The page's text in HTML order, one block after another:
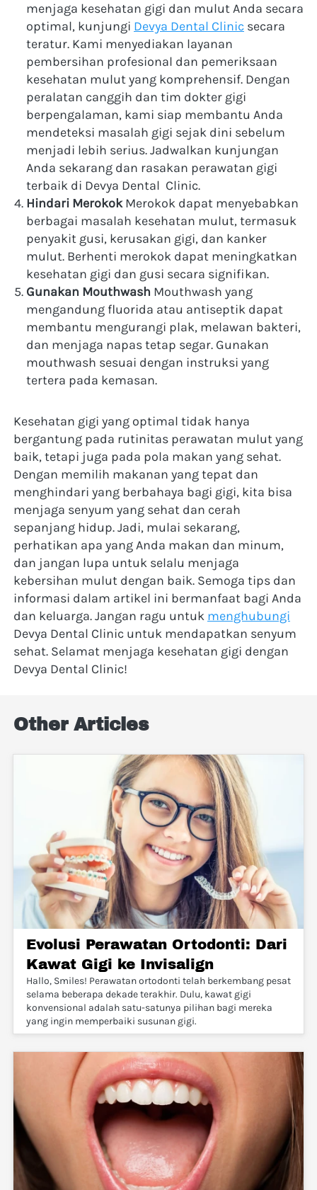
menjaga kesehatan gigi dan mulut Anda secara
optimal, kunjungi Devya Dental Clinic secara
teratur. Kami menyediakan layanan
pembersihan profesional dan pemeriksaan
kesehatan mulut yang komprehensif. Dengan
peralatan canggih dan tim dokter gigi
berpengalaman, kami siap membantu Anda
mendeteksi masalah gigi sejak dini sebelum
menjadi lebih serius. Jadwalkan kunjungan
Anda sekarang dan rasakan perawatan gigi
terbaik di Devya Dental Clinic.
Hindari Merokok Merokok dapat menyebabkan
berbagai masalah kesehatan mulut, termasuk
penyakit gusi, kerusakan gigi, dan kanker
mulut. Berhenti merokok dapat meningkatkan
kesehatan gigi dan gusi secara signifikan.
Gunakan Mouthwash Mouthwash yang
mengandung fluorida atau antiseptik dapat
membantu mengurangi plak, melawan bakteri,
dan menjaga napas tetap segar. Gunakan
mouthwash sesuai dengan instruksi yang
tertera pada kemasan.
Kesehatan gigi yang optimal tidak hanya
bergantung pada rutinitas perawatan mulut yang
baik, tetapi juga pada pola makan yang sehat.
Dengan memilih makanan yang tepat dan
menghindari yang berbahaya bagi gigi, kita bisa
menjaga senyum yang sehat dan cerah
sepanjang hidup. Jadi, mulai sekarang,
perhatikan apa yang Anda makan dan minum,
dan jangan lupa untuk selalu menjaga
kebersihan mulut dengan baik. Semoga tips dan
informasi dalam artikel ini bermanfaat bagi Anda
dan keluarga. Jangan ragu untuk menghubungi
Devya Dental Clinic untuk mendapatkan senyum
sehat. Selamat menjaga kesehatan gigi dengan
Devya Dental Clinic!
Other Articles
Evolusi Perawatan Ortodonti: Dari
Kawat Gigi ke Invisalign
Hallo, Smiles! Perawatan ortodonti telah berkembang pesat
selama beberapa dekade terakhir. Dulu, kawat gigi
konvensional adalah satu-satunya pilihan bagi mereka
yang ingin memperbaiki susunan gigi.